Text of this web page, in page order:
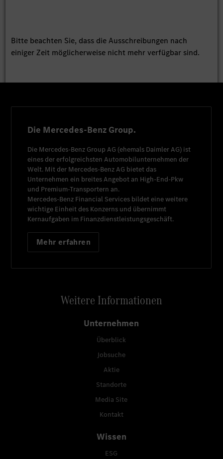
Bitte beachten Sie, dass die Ausschreibungen nach
einiger Zeit möglicherweise nicht mehr verfügbar sind.
Die Mercedes-Benz Group.
Die Mercedes-Benz Group AG (ehemals Daimler AG) ist
eines der erfolgreichsten Automobilunternehmen der
Welt. Mit der Mercedes-Benz AG bietet das
Unternehmen ein breites Angebot an High-End-Pkw
und Premium-Transportern an.
Mercedes-Benz Financial Services bildet eine weitere
wichtige Einheit des Konzerns und übernimmt
Kernaufgaben im Finanzdienstleistungsgeschäft.
Mehr erfahren
Weitere Informationen
Unternehmen
Überblick
Jobsuche
Aktie
Standorte
Media Site
Kontakt
Wissen
ESG